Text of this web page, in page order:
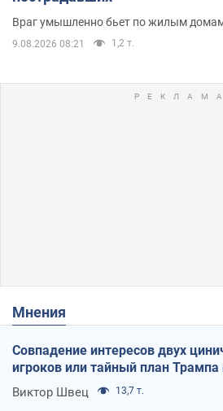
Враг умышленно бьет по жилым
9.08.2026 08:21 1,2 т.
Мнения
Совпадение интересов двух
игроков или тайный план Трампа
Виктор Швец 13,7 т.